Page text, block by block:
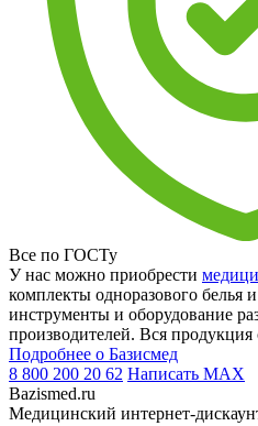
Все по ГОСТу
У нас можно приобрести
комплекты одноразового белья
инструменты и оборудование
производителей. Вся
Подробнее о Базисмед
8 800 200 20 62 Написать MAX
Bazismed.ru
Медицинский интернет-